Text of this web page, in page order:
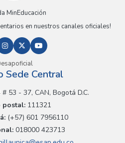
MinEducación
en nuestros canales oficiales!
Sede Central
53 - 37, CAN, Bogotá D.C.
postal: 111321
(+57) 601 7956110
018000 423713